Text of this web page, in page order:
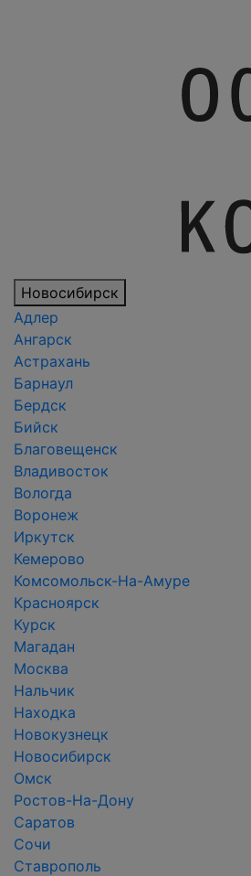
Новосибирск
Адлер
Ангарск
Астрахань
Барнаул
Бердск
Бийск
Благовещенск
Владивосток
Вологда
Воронеж
Иркутск
Кемерово
Комсомольск-На-Амуре
Красноярск
Курск
Магадан
Москва
Нальчик
Находка
Новокузнецк
Новосибирск
Омск
Ростов-На-Дону
Саратов
Сочи
Ставрополь